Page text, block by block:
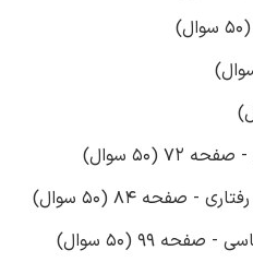
(50 سوال)
84 (50 سوال)
99 (50 سوال)